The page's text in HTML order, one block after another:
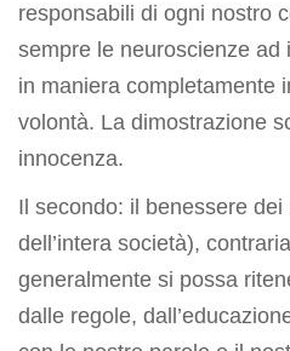
responsabili di ogni nostro
sempre le neuroscienze ad
in maniera completamente
volontà. La dimostrazione
innocenza.
Il secondo: il benessere
dell’intera società),
generalmente si possa
dalle regole,